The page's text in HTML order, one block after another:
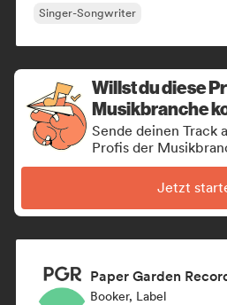
Singer-Songwriter
Willst du diese
Musikbranche
Sende deinen Track
Profis der
Jetzt
Paper Garden
Booker, Label